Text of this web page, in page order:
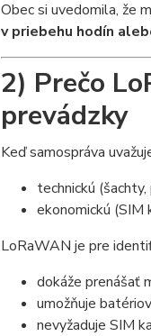
Obec si uvedomila, že
v priebehu hodín
2) Prečo
prevádzky
Keď samospráva
technickú
ekonomickú (SIM
LoRaWAN je pre
dokáže prenášať
umožňuje
nevyžaduje SIM